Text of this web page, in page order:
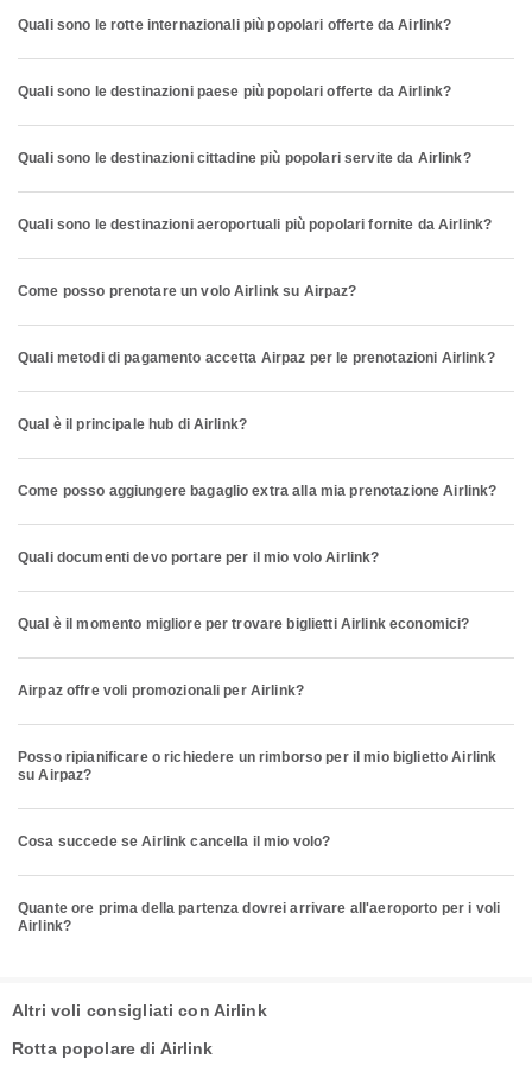
Quali sono le rotte internazionali più popolari offerte da Airlink?
Quali sono le destinazioni paese più popolari offerte da Airlink?
Quali sono le destinazioni cittadine più popolari servite da Airlink?
Quali sono le destinazioni aeroportuali più popolari fornite da Airlink?
Come posso prenotare un volo Airlink su Airpaz?
Quali metodi di pagamento accetta Airpaz per le prenotazioni Airlink?
Qual è il principale hub di Airlink?
Come posso aggiungere bagaglio extra alla mia prenotazione Airlink?
Quali documenti devo portare per il mio volo Airlink?
Qual è il momento migliore per trovare biglietti Airlink economici?
Airpaz offre voli promozionali per Airlink?
Posso ripianificare o richiedere un rimborso per il mio biglietto Airlink
su Airpaz?
Cosa succede se Airlink cancella il mio volo?
Quante ore prima della partenza dovrei arrivare all'aeroporto per i voli
Airlink?
Altri voli consigliati con Airlink
Rotta popolare di Airlink